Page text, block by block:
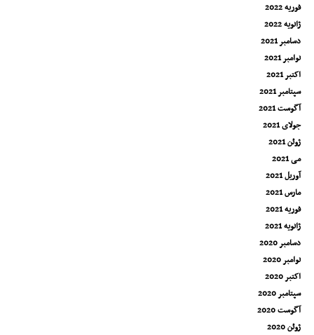
فوریه 2022
ژانویه 2022
دسامبر 2021
نوامبر 2021
اکتبر 2021
سپتامبر 2021
آگوست 2021
جولای 2021
ژوئن 2021
می 2021
آوریل 2021
مارس 2021
فوریه 2021
ژانویه 2021
دسامبر 2020
نوامبر 2020
اکتبر 2020
سپتامبر 2020
آگوست 2020
ژوئن 2020